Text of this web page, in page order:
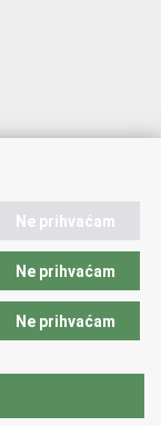
Ne prihvaćam
Ne prihvaćam
Ne prihvaćam